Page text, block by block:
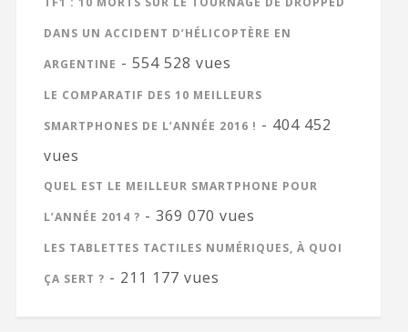
DANS UN ACCIDENT D’HÉLICOPTÈRE EN
ARGENTINE - 554 528 vues
LE COMPARATIF DES 10 MEILLEURS
SMARTPHONES DE L’ANNÉE 2016 ! - 404 452
vues
QUEL EST LE MEILLEUR SMARTPHONE POUR
L’ANNÉE 2014 ? - 369 070 vues
LES TABLETTES TACTILES NUMÉRIQUES, À QUOI
ÇA SERT ? - 211 177 vues